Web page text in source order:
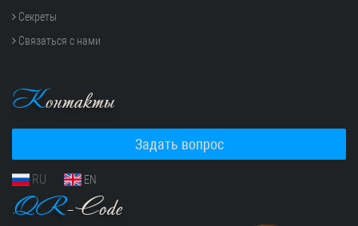
Секреты
Связаться с нами
Контакты
Задать вопрос
RU EN
QR-Code